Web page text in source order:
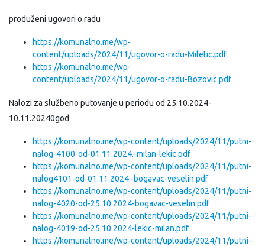
produženi ugovori o radu
https://komunalno.me/wp-
content/uploads/2024/11/ugovor-o-radu-Miletic.pdf
https://komunalno.me/wp-
content/uploads/2024/11/ugovor-o-radu-Bozovic.pdf
Nalozi za službeno putovanje u periodu od 25.10.2024-
10.11.20240god
https://komunalno.me/wp-content/uploads/2024/11/putni-
nalog-4100-od-01.11.2024.-milan-lekic.pdf
https://komunalno.me/wp-content/uploads/2024/11/putni-
nalog4101-od-01.11.2024.-bogavac-veselin.pdf
https://komunalno.me/wp-content/uploads/2024/11/putni-
nalog-4020-od-25.10.2024-bogavac-veselin.pdf
https://komunalno.me/wp-content/uploads/2024/11/putni-
nalog-4019-od-25.10.2024-lekic-milan.pdf
https://komunalno.me/wp-content/uploads/2024/11/putni-